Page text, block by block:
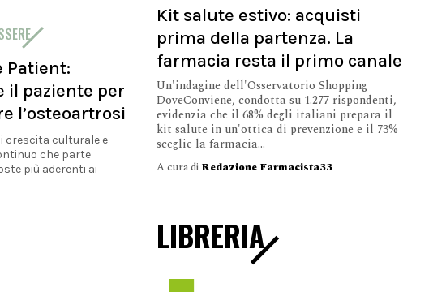
Patient:
il paziente per
l’osteoartrosi
crescita culturale e
che parte
più aderenti ai
Kit salute estivo: acquisti
prima della partenza. La
farmacia resta il primo canale
Un'indagine dell'Osservatorio Shopping
DoveConviene, condotta su 1.277 rispondenti,
evidenzia che il 68% degli italiani prepara il
kit salute in un'ottica di prevenzione e il 73%
sceglie la farmacia...
A cura di Redazione Farmacista33
LIBRERIA